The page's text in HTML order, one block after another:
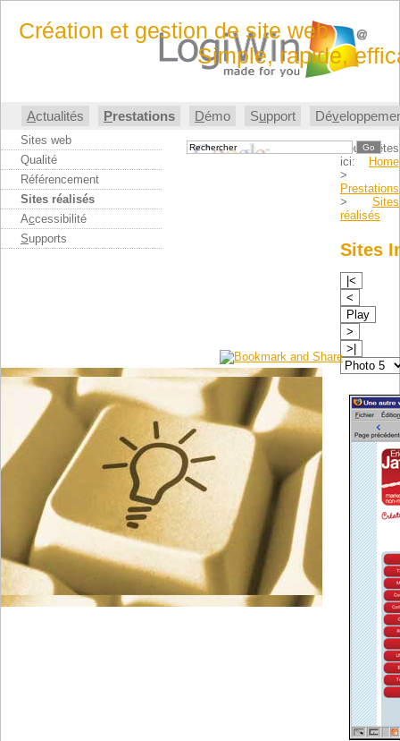
Actualités Prestations
Sites web
Qualité
Référencement
Sites réalisés
Accessibilité
Supports
Démo Support Dév
Vous êtes
ici:
Home
>
Prestations
> Sites
réalisés
Sites
Go
Création et gestion de site web
Simple, rapide,